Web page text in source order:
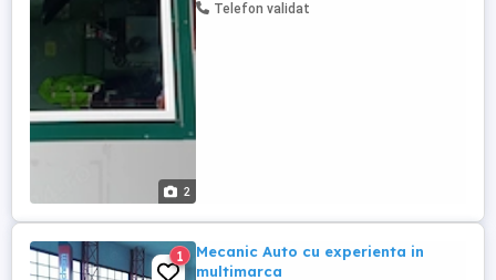
2
Telefon validat
1
Mecanic Auto cu experienta in
multimarca